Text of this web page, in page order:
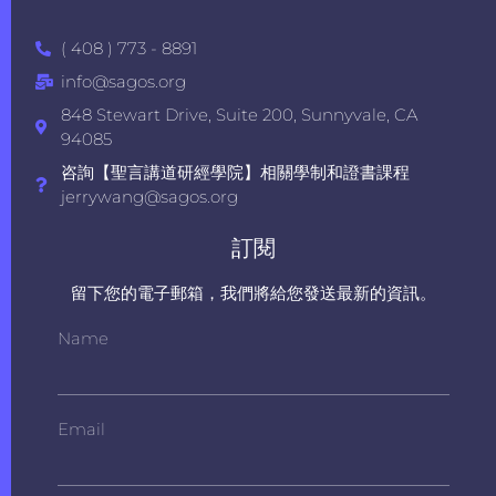
( 408 ) 773 - 8891
info@sagos.org
848 Stewart Drive, Suite 200, Sunnyvale, CA
94085
咨詢【聖言講道研經學院】相關學制和證書課程
jerrywang@sagos.org
訂閱
留下您的電子郵箱，我們將給您發送最新的資訊。
Name
Email